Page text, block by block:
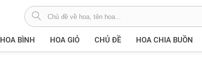
HOA BÌNH HOA GIỎ CHỦ ĐỀ HOA CHIA BUỒN